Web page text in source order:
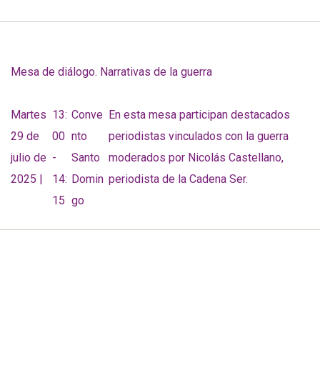
Mesa de diálogo. Narrativas de la guerra
Martes
29 de
julio de
2025 |
13:
00
-
14:
15
Conve
nto
Santo
Domin
go
En esta mesa participan destacados
periodistas vinculados con la guerra
moderados por Nicolás Castellano,
periodista de la Cadena Ser.